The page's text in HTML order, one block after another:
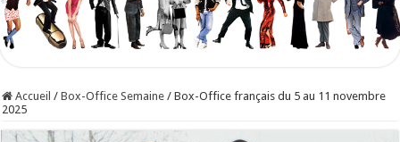
Accueil / Box-Office Semaine / Box-Office français du 5 au 11 novembre
2025